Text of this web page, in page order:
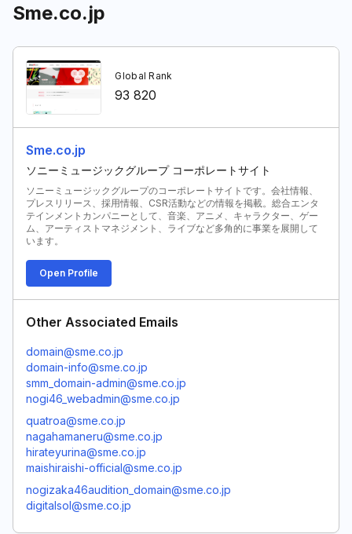
Sme.co.jp
Sme.co.jp
ソニーミュージックグループ コーポレートサイト
ソニーミュージックグループのコーポレートサイトです。会社情報、
プレスリリース、採用情報、CSR活動などの情報を掲載。総合エンタ
テインメントカンパニーとして、音楽、アニメ、キャラクター、ゲー
ム、アーティストマネジメント、ライブなど多角的に事業を展開して
います。
Global Rank
93 820
Open Profile
Other Associated Emails
domain@sme.co.jp
domain-info@sme.co.jp
smm_domain-admin@sme.co.jp
nogi46_webadmin@sme.co.jp
quatroa@sme.co.jp
nagahamaneru@sme.co.jp
hirateyurina@sme.co.jp
maishiraishi-official@sme.co.jp
nogizaka46audition_domain@sme.co.jp
digitalsol@sme.co.jp